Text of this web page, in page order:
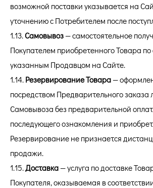
возможной поставки указывается на
уточнению с Потребителем после
1.13.Самовывоз— самостоятельное
Покупателем приобретенного Товара
указанным Продавцом на Сайте.
1.14. Резервирование Товара—
посредством Предварительного заказа
Самовывоза без предварительной
последующего ознакомления и
Резервирование не признается
продажи.
1.15.Доставка— услуга по доставке
Покупателя, оказываемая в